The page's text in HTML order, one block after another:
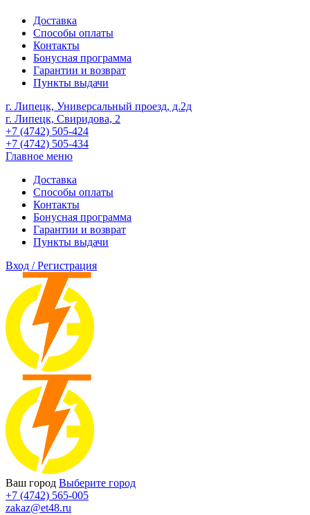
Доставка
Способы оплаты
Контакты
Бонусная программа
Гарантии и возврат
Пункты выдачи
г. Липецк, Универсальный проезд, д.2д
г. Липецк, Свиридова, 2
+7 (4742) 505-424
+7 (4742) 505-434
Главное меню
Доставка
Способы оплаты
Контакты
Бонусная программа
Гарантии и возврат
Пункты выдачи
Вход / Регистрация
Ваш город Выберите город
+7 (4742) 565-005
zakaz@et48.ru